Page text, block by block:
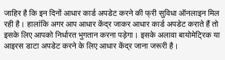
जाहिर है कि इन दिनों आधार कार्ड अपडेट करने की फ्री सुविधा ऑनलाइन मिल
रही है। हालांकि अगर आप आधार केंद्र जाकर आधार कार्ड अपडेट कराते हैं तो
इसके लिए आपको निर्धारत भुगतान करना पड़ेगा। इसके अलावा बायोमेट्रिक या
आइरस डाटा अपडेट करने के लिए आधार केंद्र जाना जरूरी है।